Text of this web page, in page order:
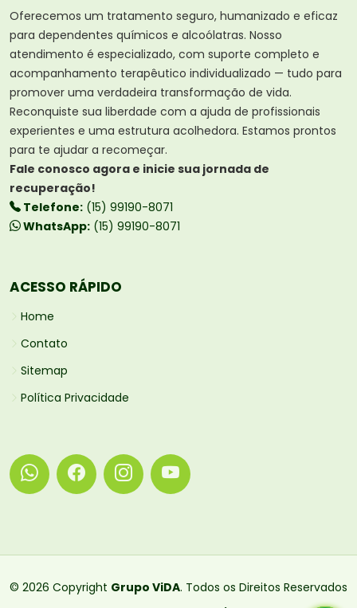
Oferecemos um tratamento seguro, humanizado e eficaz
para dependentes químicos e alcoólatras. Nosso
atendimento é especializado, com suporte completo e
acompanhamento terapêutico individualizado — tudo para
promover uma verdadeira transformação de vida.
Reconquiste sua liberdade com a ajuda de profissionais
experientes e uma estrutura acolhedora. Estamos prontos
para te ajudar a recomeçar.
Fale conosco agora e inicie sua jornada de
recuperação!
Telefone: (15) 99190-8071
WhatsApp: (15) 99190-8071
ACESSO RÁPIDO
Home
Contato
Sitemap
Política Privacidade
© 2026 Copyright Grupo ViDA. Todos os Direitos Reservados